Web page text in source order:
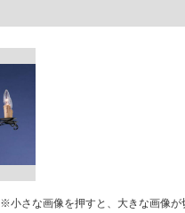
※小さな画像を押すと、大きな画像が